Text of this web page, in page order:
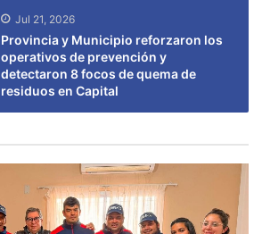
Jul 21, 2026
Provincia y Municipio reforzaron los
operativos de prevención y
detectaron 8 focos de quema de
residuos en Capital